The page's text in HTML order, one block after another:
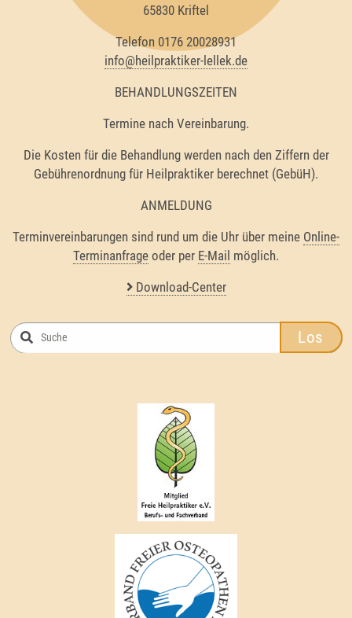
65830 Kriftel
Telefon 0176 20028931
info@heilpraktiker-lellek.de
BEHANDLUNGSZEITEN
Termine nach Vereinbarung.
Die Kosten für die Behandlung werden nach den Ziffern der
Gebührenordnung für Heilpraktiker berechnet (GebüH).
ANMELDUNG
Terminvereinbarungen sind rund um die Uhr über meine Online-
Terminanfrage oder per E-Mail möglich.
Download-Center
Los